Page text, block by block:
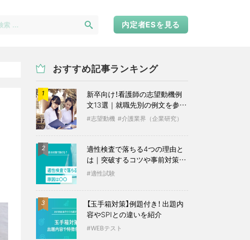
内定者ESを見る
おすすめ記事ランキング
1
新卒向け！看護師の志望動機例
文13選｜就職先別の例文を参考
に志望動機 介護業界（企業研究）
2
適性検査で落ちる4つの理由と
は｜突破するコツや事前対策も
紹介
適性試験
3
【玉手箱対策】例題付き！ 出題内
容やSPIとの違いを紹介
WEBテスト